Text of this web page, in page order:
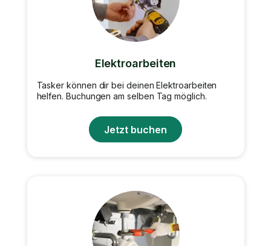
Elektroarbeiten
Tasker können dir bei deinen Elektroarbeiten
helfen. Buchungen am selben Tag möglich.
Jetzt buchen